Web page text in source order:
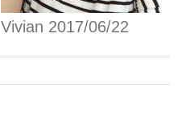
Vivian 2017/06/22